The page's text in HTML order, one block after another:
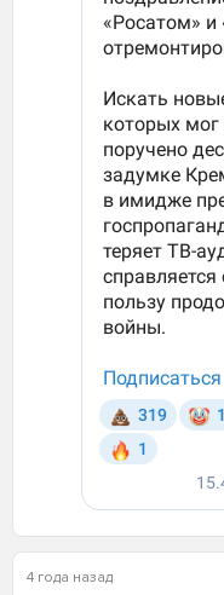
4 года назад